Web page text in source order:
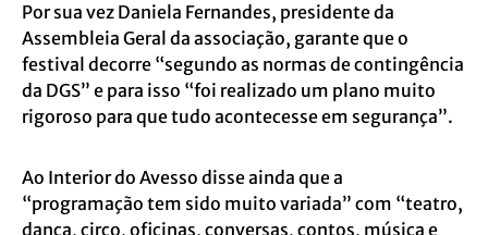
Por sua vez Daniela Fernandes, presidente da
Assembleia Geral da associação, garante que o
festival decorre “segundo as normas de contingência
da DGS” e para isso “foi realizado um plano muito
rigoroso para que tudo acontecesse em segurança”.
Ao Interior do Avesso disse ainda que a
“programação tem sido muito variada” com “teatro,
dança, circo, oficinas, conversas, contos, música e